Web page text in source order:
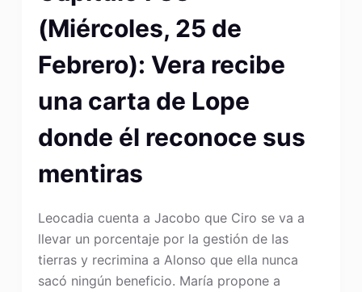
(Miércoles, 25 de
Febrero): Vera recibe
una carta de Lope
donde él reconoce sus
mentiras
Leocadia cuenta a Jacobo que Ciro se va a
llevar un porcentaje por la gestión de las
tierras y recrimina a Alonso que ella nunca
sacó ningún beneficio. María propone a